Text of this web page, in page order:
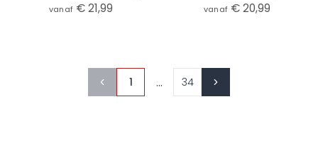
vanaf € 21,99 vanaf € 20,99
1 ... 34